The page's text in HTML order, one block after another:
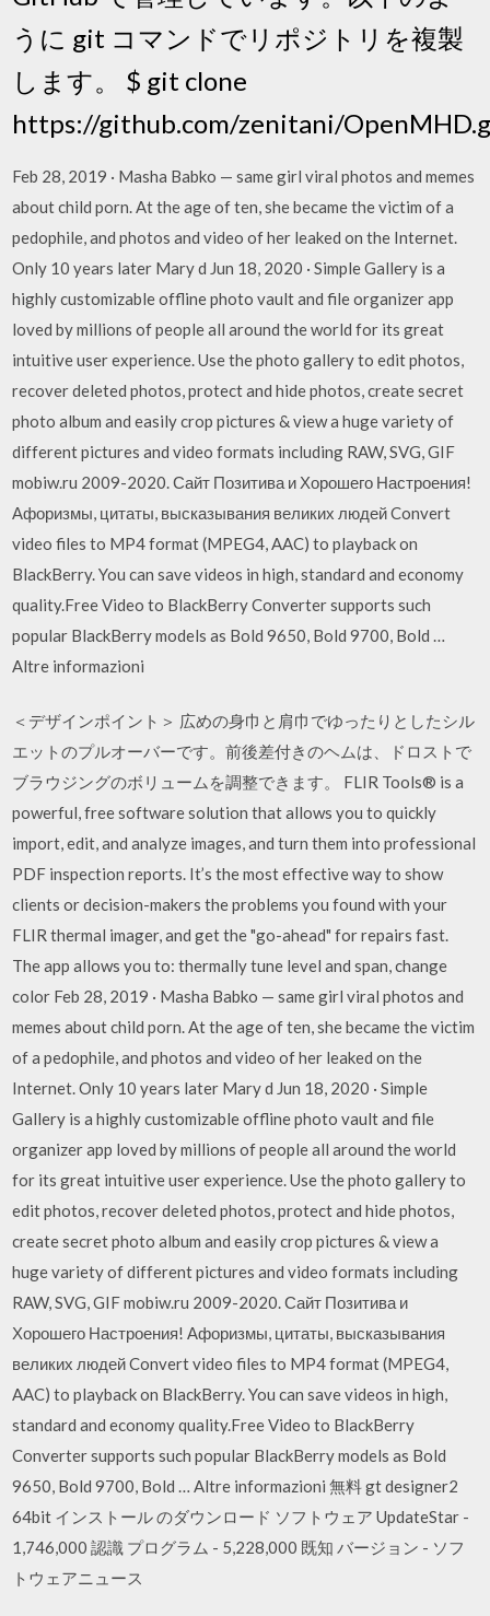
うに git コマンドでリポジトリを複製
します。 $ git clone
https://github.com/zenitani/
Feb 28, 2019 · Masha Babko — same girl viral photos and memes
about child porn. At the age of ten, she became the victim of a
pedophile, and photos and video of her leaked on the Internet.
Only 10 years later Mary d Jun 18, 2020 · Simple Gallery is a
highly customizable offline photo vault and file organizer app
loved by millions of people all around the world for its great
intuitive user experience. Use the photo gallery to edit photos,
recover deleted photos, protect and hide photos, create secret
photo album and easily crop pictures & view a huge variety of
different pictures and video formats including RAW, SVG, GIF
mobiw.ru 2009-2020. Сайт Позитива и Хорошего Настроения!
Афоризмы, цитаты, высказывания великих людей Convert
video files to MP4 format (MPEG4, AAC) to playback on
BlackBerry. You can save videos in high, standard and economy
quality.Free Video to BlackBerry Converter supports such
popular BlackBerry models as Bold 9650, Bold 9700, Bold …
Altre informazioni
＜デザインポイント＞ 広めの身巾と肩巾でゆったりとしたシル
エットのプルオーバーです。前後差付きのヘムは、ドロストで
ブラウジングのボリュームを調整できます。 FLIR Tools® is a
powerful, free software solution that allows you to quickly
import, edit, and analyze images, and turn them into professional
PDF inspection reports. It’s the most effective way to show
clients or decision-makers the problems you found with your
FLIR thermal imager, and get the "go-ahead" for repairs fast.
The app allows you to: thermally tune level and span, change
color Feb 28, 2019 · Masha Babko — same girl viral photos and
memes about child porn. At the age of ten, she became the victim
of a pedophile, and photos and video of her leaked on the
Internet. Only 10 years later Mary d Jun 18, 2020 · Simple
Gallery is a highly customizable offline photo vault and file
organizer app loved by millions of people all around the world
for its great intuitive user experience. Use the photo gallery to
edit photos, recover deleted photos, protect and hide photos,
create secret photo album and easily crop pictures & view a
huge variety of different pictures and video formats including
RAW, SVG, GIF mobiw.ru 2009-2020. Сайт Позитива и
Хорошего Настроения! Афоризмы, цитаты, высказывания
великих людей Convert video files to MP4 format (MPEG4,
AAC) to playback on BlackBerry. You can save videos in high,
standard and economy quality.Free Video to BlackBerry
Converter supports such popular BlackBerry models as Bold
9650, Bold 9700, Bold … Altre informazioni 無料 gt designer2
64bit インストール のダウンロード ソフトウェア UpdateStar -
1,746,000 認識 プログラム - 5,228,000 既知 バージョン - ソフ
トウェアニュース